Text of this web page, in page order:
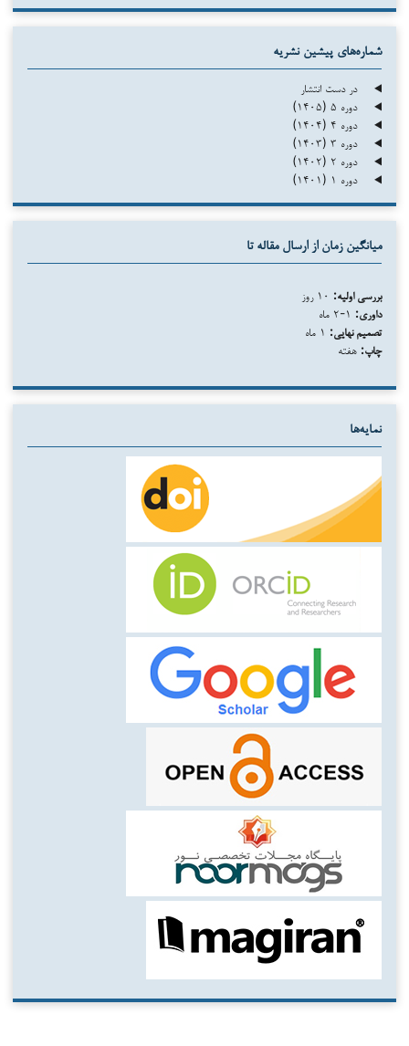
شماره‌های پیشین نشریه
در دست انتشار
دوره ۵ (۱۴۰۵)
دوره ۴ (۱۴۰۴)
دوره ۳ (۱۴۰۳)
دوره ۲ (۱۴۰۲)
دوره ۱ (۱۴۰۱)
میانگین زمان از ارسال مقاله تا
بررسی اولیه:
داوری:
تصمیم نهایی:
چاپ: هفته
نمایه‌ها